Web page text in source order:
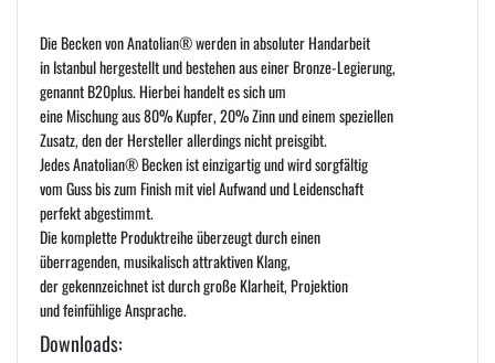
Die Becken von Anatolian® werden in absoluter Handarbeit
in Istanbul hergestellt und bestehen aus einer Bronze-Legierung,
genannt B20plus. Hierbei handelt es sich um
eine Mischung aus 80% Kupfer, 20% Zinn und einem speziellen
Zusatz, den der Hersteller allerdings nicht preisgibt.
Jedes Anatolian® Becken ist einzigartig und wird sorgfältig
vom Guss bis zum Finish mit viel Aufwand und Leidenschaft
perfekt abgestimmt.
Die komplette Produktreihe überzeugt durch einen
überragenden, musikalisch attraktiven Klang,
der gekennzeichnet ist durch große Klarheit, Projektion
und feinfühlige Ansprache.
Downloads: